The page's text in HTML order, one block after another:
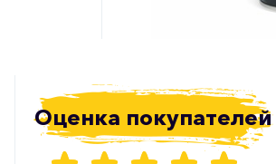
Оценка покупателей